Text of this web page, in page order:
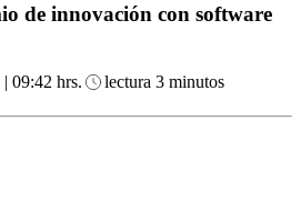
de innovación con software
09:42 hrs. lectura 3 minutos